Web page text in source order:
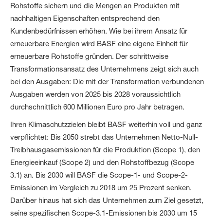
Rohstoffe sichern und die Mengen an Produkten mit
nachhaltigen Eigenschaften entsprechend den
Kundenbedürfnissen erhöhen. Wie bei ihrem Ansatz für
erneuerbare Energien wird BASF eine eigene Einheit für
erneuerbare Rohstoffe gründen. Der schrittweise
Transformationsansatz des Unternehmens zeigt sich auch
bei den Ausgaben: Die mit der Transformation verbundenen
Ausgaben werden von 2025 bis 2028 voraussichtlich
durchschnittlich 600 Millionen Euro pro Jahr betragen.
Ihren Klimaschutzzielen bleibt BASF weiterhin voll und ganz
verpflichtet: Bis 2050 strebt das Unternehmen Netto-Null-
Treibhausgasemissionen für die Produktion (Scope 1), den
Energieeinkauf (Scope 2) und den Rohstoffbezug (Scope
3.1) an. Bis 2030 will BASF die Scope-1- und Scope-2-
Emissionen im Vergleich zu 2018 um 25 Prozent senken.
Darüber hinaus hat sich das Unternehmen zum Ziel gesetzt,
seine spezifischen Scope-3.1-Emissionen bis 2030 um 15